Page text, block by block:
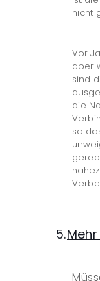
nicht
Vor
aber
sind
die
so
5.